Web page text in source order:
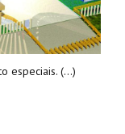
especiais. (...)